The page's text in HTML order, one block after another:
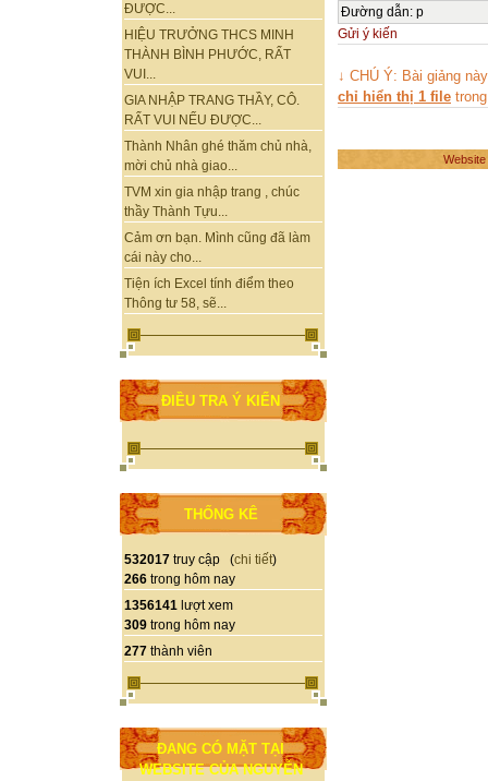
ĐƯỢC...
HIỆU TRƯỞNG THCS MINH
THÀNH BÌNH PHƯỚC, RẤT
VUI...
GIA NHẬP TRANG THẦY, CÔ.
RẤT VUI NẾU ĐƯỢC...
Thành Nhân ghé thăm chủ nhà,
mời chủ nhà giao...
TVM xin gia nhập trang , chúc
thầy Thành Tựu...
Cảm ơn bạn. Mình cũng đã làm
cái này cho...
Tiện ích Excel tính điểm theo
Thông tư 58, sẽ...
ĐIỀU TRA Ý KIẾN
THỐNG KÊ
532017 truy cập (chi tiết)
266 trong hôm nay
1356141 lượt xem
309 trong hôm nay
277 thành viên
ĐANG CÓ MẶT TẠI
WEBSITE CỦA NGUYỄN
Đường dẫn: p
Gửi ý kiến
↓ CHÚ Ý: Bài giảng
chỉ hiển thị 1 file